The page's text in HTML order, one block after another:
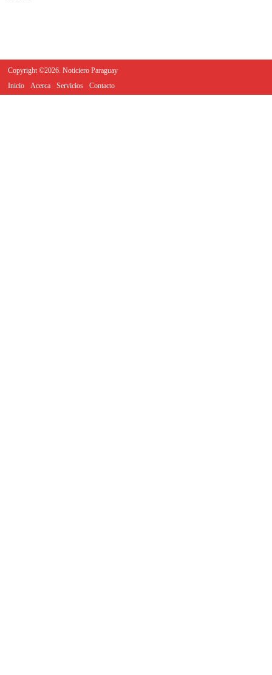
Copyright ©2026. Noticiero Paraguay
Inicio
Acerca Servicios Contacto